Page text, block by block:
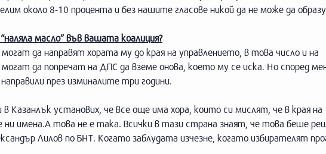
около 8-10 процента и без нашите гласове никой да не може да
масло” във вашата коалиция?
да направят хората му до края на управлението, в това число и на
да попречат на ДПС да вземе онова, което му се иска. Но според
през изминалите три години.
Казанлък установих, че все още има хора, които си мислят, че в края на
имена.А това не е така. Всички в тази страна знаят, че това беше
Лилов по БНТ. Когато заблудата изчезне, когато избирателят